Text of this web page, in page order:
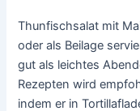
Thunfischsalat mit
oder als Beilage
gut als leichtes
Rezepten wird
indem er in